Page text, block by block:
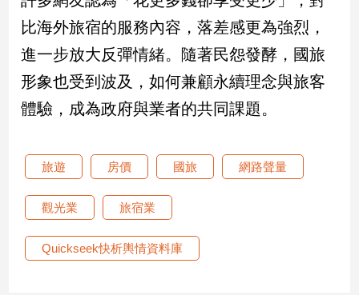
影
音
專
區
合
作
媒
體
比海外旅宿的服務內容，落差感更為強烈，
進一步放大反彈情緒。隨著民怨發酵，國旅
形象也受到波及，如何兼顧永續理念與旅客
體驗，成為政府與業者的共同課題。
旅遊 房價 國旅 網路聲量
觀光業 旅宿業
Quickseek快析輿情資料庫